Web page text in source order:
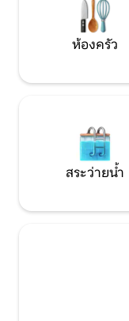
ห้องครัว
สระว่ายน้ำ